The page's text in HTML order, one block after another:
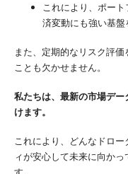
これにより、ポー
済変動にも強い基盤
また、定期的なリスク評
ことも欠かせません。
私たちは、最新の市場デ
けます。
これにより、どんなドロ
ィが安心して未来に向か